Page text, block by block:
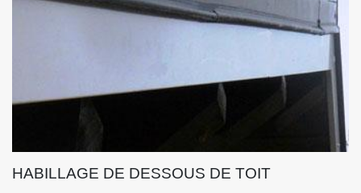
HABILLAGE DE DESSOUS DE TOIT